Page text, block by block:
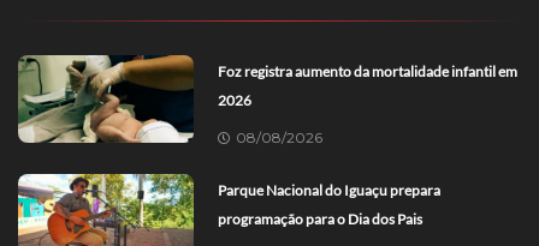
Foz registra aumento da mortalidade infantil em
2026
08/08/2026
Parque Nacional do Iguaçu prepara
programação para o Dia dos Pais